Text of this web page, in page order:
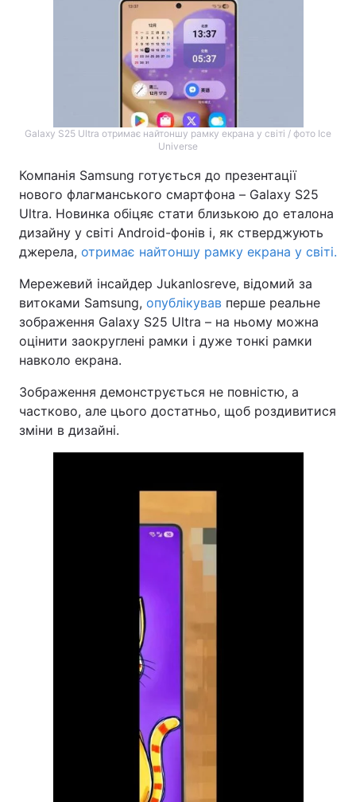
Galaxy S25 Ultra отримає найтоншу рамку екрана у світі / фото Ice
Universe
Компанія Samsung готується до презентації
нового флагманського смартфона – Galaxy S25
Ultra. Новинка обіцяє стати близькою до еталона
дизайну у світі Android-фонів і, як стверджують
джерела, отримає найтоншу рамку екрана у світі.
Мережевий інсайдер Jukanlosreve, відомий за
витоками Samsung, опублікував перше реальне
зображення Galaxy S25 Ultra – на ньому можна
оцінити заокруглені рамки і дуже тонкі рамки
навколо екрана.
Зображення демонструється не повністю, а
частково, але цього достатньо, щоб роздивитися
зміни в дизайні.